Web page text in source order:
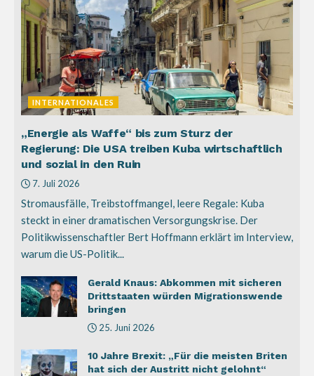
INTERNATIONALES
„Energie als Waffe“ bis zum Sturz der
Regierung: Die USA treiben Kuba wirtschaftlich
und sozial in den Ruin
7. Juli 2026
Stromausfälle, Treibstoffmangel, leere Regale: Kuba
steckt in einer dramatischen Versorgungskrise. Der
Politikwissenschaftler Bert Hoffmann erklärt im Interview,
warum die US-Politik...
Gerald Knaus: Abkommen mit sicheren
Drittstaaten würden Migrationswende
bringen
25. Juni 2026
10 Jahre Brexit: „Für die meisten Briten
hat sich der Austritt nicht gelohnt“